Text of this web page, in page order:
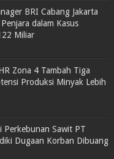
BRI Cabang Jakarta
dalam Kasus
Miliar
Zona 4 Tambah Tiga
Produksi Minyak Lebih
Perkebunan Sawit PT
Dugaan Korban Dibuang